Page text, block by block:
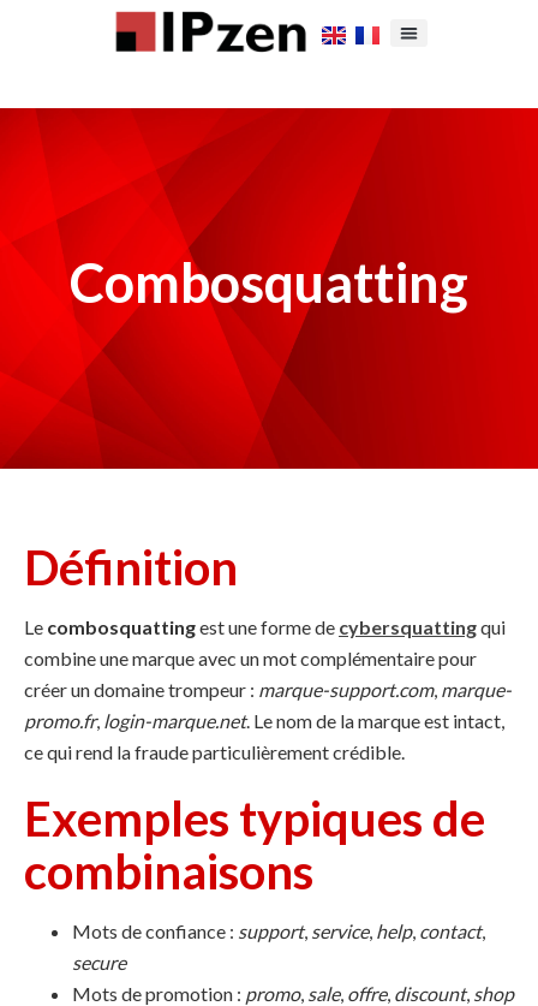
Combosquatting
Définition
Le combosquattingest une forme de cybersquattingqui
combine une marque avec un mot complémentaire pour
créer un domaine trompeur : marque-support.com, marque-
promo.fr, login-marque.net. Le nom de la marque est intact,
ce qui rend la fraude particulièrement crédible.
Exemples typiques de
combinaisons
Mots de confiance : support, service, help, contact,
secure
Mots de promotion : promo, sale, offre, discount, shop